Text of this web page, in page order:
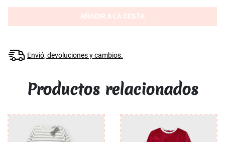
AÑADIR A LA CESTA
Envió, devoluciones y cambios.
Productos relacionados